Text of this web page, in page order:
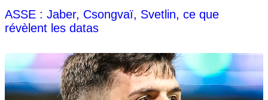
ASSE : Jaber, Csongvaï, Svetlin, ce que
révèlent les datas